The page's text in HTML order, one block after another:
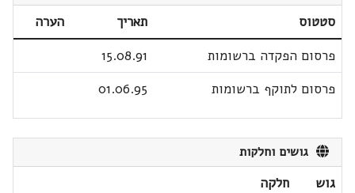
סטטוס תאריך
הערה
פרסום הפקדה ברשומות
15.08.91
פרסום לתוקף ברשומות
01.06.95
גושים וחלקות
גוש
חלקה